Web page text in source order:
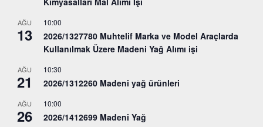
AĞU
13
10:00
2026/1327780 Muhtelif Marka ve Model Araçlarda
Kullanılmak Üzere Madeni Yağ Alımı işi
AĞU
21
10:30
2026/1312260 Madeni yağ ürünleri
AĞU
26
10:00
2026/1412699 Madeni Yağ